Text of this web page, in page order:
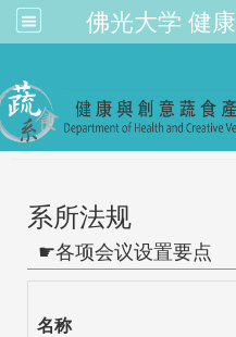
佛光大学 健
系所法规
各项会议设置要点
名称